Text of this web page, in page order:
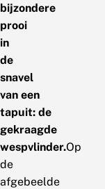
bijzondere
prooi
in
de
snavel
van een
tapuit: de
gekraagde
wespvlinder.Op
de
afgebeelde